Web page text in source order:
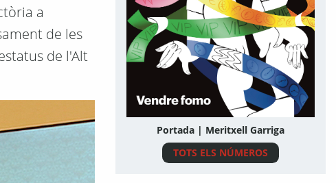
a
de les
de l'Alt
Portada | Meritxell Garriga
TOTS ELS NÚMEROS